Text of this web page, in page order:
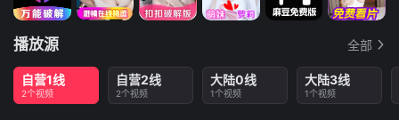
播放源 全部
自营1线
2个视频
自营2线
2个视频
大陆0线
1个视频
大陆3线
1个视频